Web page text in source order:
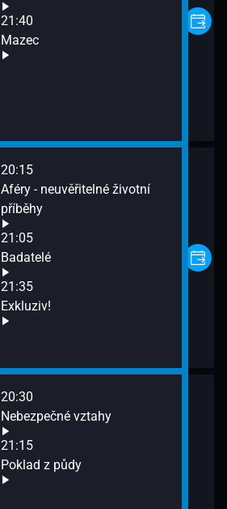
21:40
Mazec
20:15
Aféry - neuvěřitelné životní
příběhy
21:05
Badatelé
21:35
Exkluziv!
20:30
Nebezpečné vztahy
21:15
Poklad z půdy